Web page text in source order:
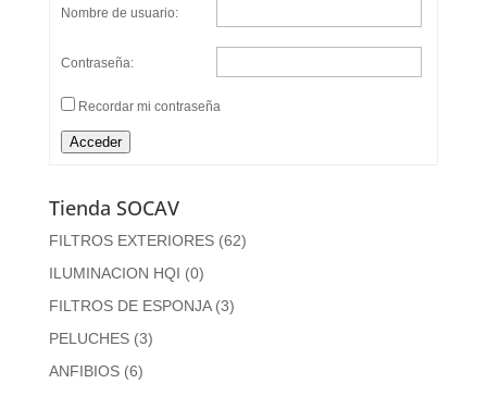
Nombre de usuario:
Contraseña:
Recordar mi contraseña
Acceder
Tienda SOCAV
FILTROS EXTERIORES (62)
ILUMINACION HQI (0)
FILTROS DE ESPONJA (3)
PELUCHES (3)
ANFIBIOS (6)